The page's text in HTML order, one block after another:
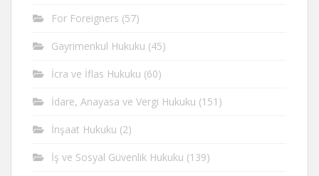
For Foreigners (57)
Gayrimenkul Hukuku (45)
İcra ve İflas Hukuku (60)
İdare, Anayasa ve Vergi Hukuku (151)
İnşaat Hukuku (2)
İş ve Sosyal Güvenlik Hukuku (139)